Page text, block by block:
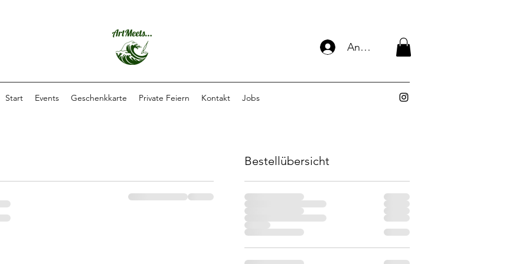
Anmelden
Start Events Geschenkkarte Private Feiern Kontakt Jobs
Bestellübersicht